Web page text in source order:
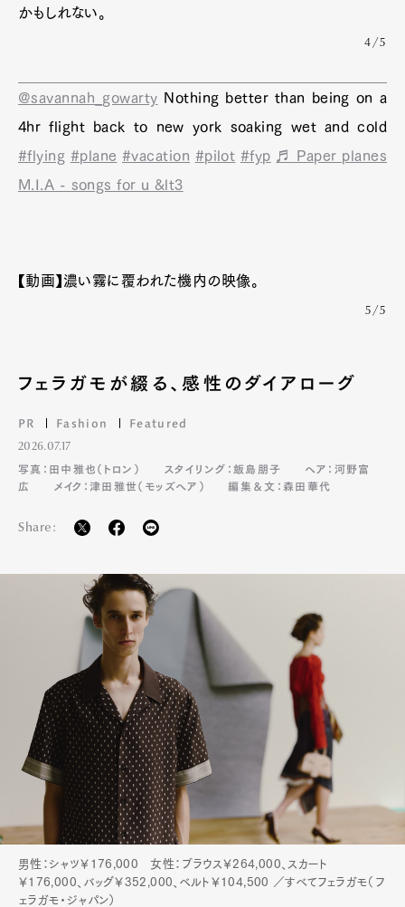
Pen Membership
Magazine
Official Columnist
About
Contact
Pen Meet
Pen international Pen tw
かもしれない。
4/5
@savannah_gowarty Nothing better than being on a
4hr flight back to new york soaking wet and cold
#flying #plane #vacation #pilot #fyp
♬ Paper planes
M.I.A - songs for u &lt3
【動画】濃い霧に覆われた機内の映像。
5/5
フェラガモが綴る、感性のダイアローグ
PR Fashion Featured
2026.07.17
写真：田中雅也（トロン）
スタイリング：飯島朋子
ヘア：河野富
広
メイク：津田雅世（モッズヘア） 編集＆文：森田華代
Share:
男性：シャツ￥176,000 女性：ブラウス￥264,000、スカート
￥176,000、バッグ￥352,000、ベルト￥104,500 ／すべてフェラガモ（フ
ェラガモ・ジャパン）